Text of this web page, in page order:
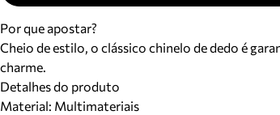
Por que apostar?
Cheio de estilo, o clássico chinelo de dedo é
charme.
Detalhes do produto
Material: Multimateriais